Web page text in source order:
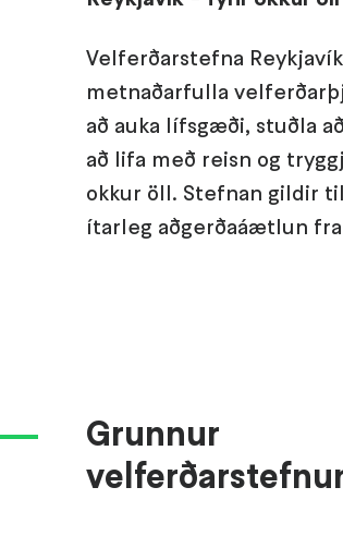
Velferðarstefna
metnaðarfulla
að auka lífsgæði, stuðla
að lifa með reisn og
okkur öll. Stefnan gildir
ítarleg aðgerðaáætlun
Grunnur